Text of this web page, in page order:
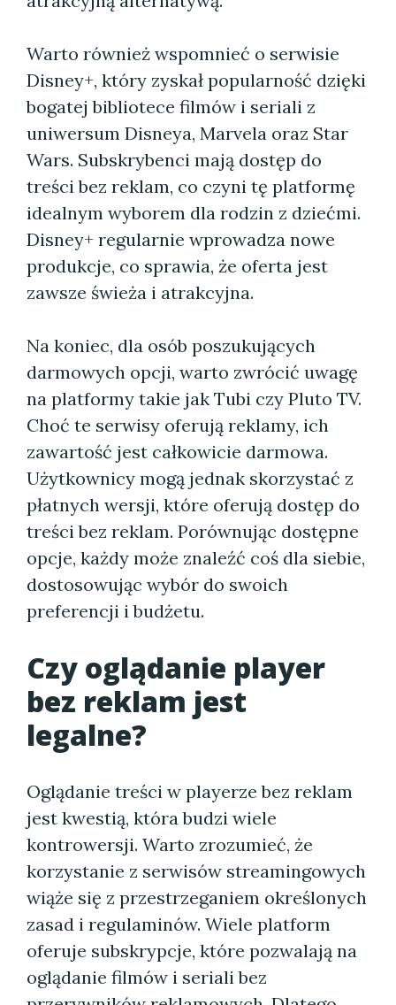
Warto również wspomnieć o serwisie
Disney+, który zyskał popularność dzięki
bogatej bibliotece filmów i seriali z
uniwersum Disneya, Marvela oraz Star
Wars. Subskrybenci mają dostęp do
treści bez reklam, co czyni tę platformę
idealnym wyborem dla rodzin z dziećmi.
Disney+ regularnie wprowadza nowe
produkcje, co sprawia, że oferta jest
zawsze świeża i atrakcyjna.
Na koniec, dla osób poszukujących
darmowych opcji, warto zwrócić uwagę
na platformy takie jak Tubi czy Pluto TV.
Choć te serwisy oferują reklamy, ich
zawartość jest całkowicie darmowa.
Użytkownicy mogą jednak skorzystać z
płatnych wersji, które oferują dostęp do
treści bez reklam. Porównując dostępne
opcje, każdy może znaleźć coś dla siebie,
dostosowując wybór do swoich
preferencji i budżetu.
Czy oglądanie player
bez reklam jest
legalne?
Oglądanie treści w playerze bez reklam
jest kwestią, która budzi wiele
kontrowersji. Warto zrozumieć, że
korzystanie z serwisów streamingowych
wiąże się z przestrzeganiem określonych
zasad i regulaminów. Wiele platform
oferuje subskrypcje, które pozwalają na
oglądanie filmów i seriali bez